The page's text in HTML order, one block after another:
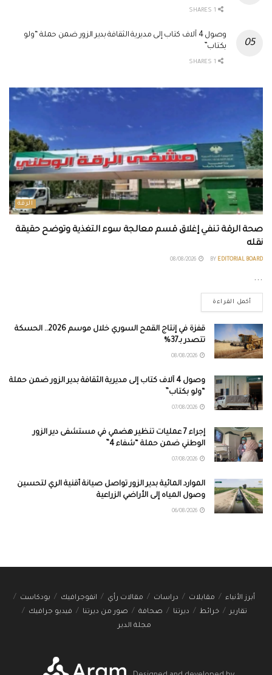
وصول 4 آلاف كتاب إلى مديرية الثقافة بدير الزور ضمن حملة “ولو
بكتاب”
الرقة
صحة الرقة تنفي إغلاق قسم معالجة سوء التغذية وتوضح حقيقة
نقله
BY EDITORIAL BOARD
...
أكمل القراءة
قفزة في إنتاج القمح السوري خلال موسم 2026.. الحسكة
تتصدر بـ37%
وصول 4 آلاف كتاب إلى مديرية الثقافة بدير الزور ضمن حملة
“ولو بكتاب”
إجراء 7 عمليات تنظير هضمي في مستشفى دير الزور
الوطني ضمن حملة “شفاء 4”
الموارد المائية بدير الزور تواصل صيانة أقنية الري لتحسين
وصول المياه إلى الأراضي الزراعية
أبرز الأنباء مقابلات دراسات مقالات رأي انفوجرافيك
بودكاست
تقارير
خرائط ديرتنا صحافة صور من ديرتنا
فيديو جرافيك
مجلة الدير